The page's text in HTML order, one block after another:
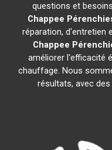
questions et
Chappee
réparation, d'entretien
Chappee
améliorer l'efficacité
chauffage. Nous
résultats, avec